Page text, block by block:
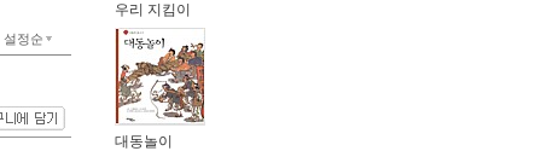
설정순
우리 지킴이
대동놀이